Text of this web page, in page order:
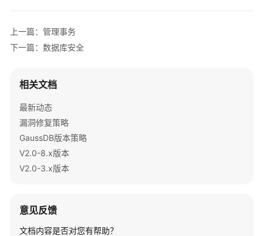
_V2.0-
3.x）
发
南
（集
中
式
_V2.0-
数
据
库
上一篇：管理事务
下一篇：数据库安全
相关文档
最新动态
漏洞修复策略
GaussDB版本策略
V2.0-8.x版本
V2.0-3.x版本
意见反馈
文档内容是否对您有帮助？